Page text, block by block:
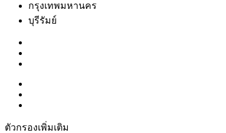
กรุงเทพมหานคร
บุรีรัมย์
ตัวกรองเพิ่มเติม